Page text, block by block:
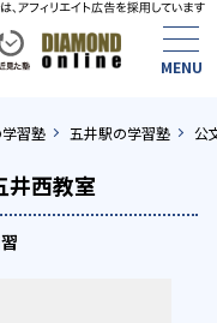
習塾 五井駅の学習塾 公
井西教室